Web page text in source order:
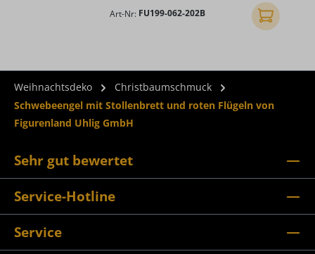
Art-Nr: FU199-062-202B In den
Weihnachtsdeko
Christbaumschmuck
Schwebeengel mit Stollenbrett und roten Flügeln von
Figurenland Uhlig GmbH
Sehr gut bewertet
Service-Hotline
Service